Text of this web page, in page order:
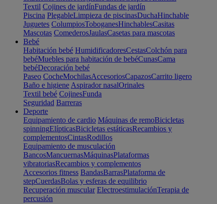
Textil Cojines de jardínFundas de jardín
Piscina PlegableLimpieza de piscinasDuchaHinchable
Juguetes ColumpiosToboganesHinchablesCasitas
Mascotas ComederosJaulasCasetas para mascotas
Bebé
Habitación bebé HumidificadoresCestasColchón para
bebéMuebles para habitación de bebéCunasCama
bebéDecoración bebé
Paseo CocheMochilasAccesoriosCapazosCarrito ligero
Baño e higiene Aspirador nasalOrinales
Textil bebé CojinesFunda
Seguridad Barreras
Deporte
Equipamiento de cardio Máquinas de remoBicicletas
spinningElípticasBicicletas estáticasRecambios y
complementosCintasRodillos
Equipamiento de musculación
BancosMancuernasMáquinasPlataformas
vibratoriasRecambios y complementos
Accesorios fitness BandasBarrasPlataforma de
stepCuerdasBolas y esferas de equilibrio
Recuperación muscular ElectroestimulaciónTerapia de
percusión